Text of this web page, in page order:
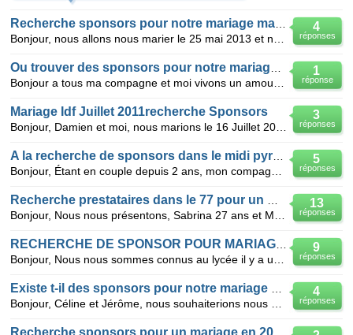
4
réponses
1
réponse
3
réponses
Mariage Idf Juillet 2011recherche Sponsors
5
réponses
13
réponses
9
réponses
4
réponses